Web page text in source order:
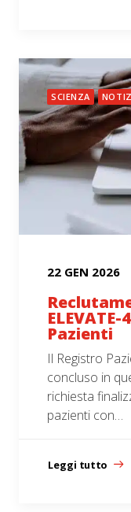
SCIENZA
22 GEN 2026
Pazienti
Il Registro
concluso in
richiesta
pazienti con…
Leggi tutto